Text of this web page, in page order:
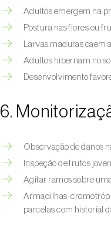
Adultos emergem na
Postura nas flores ou
Larvas maduras caem
Adultos hibernam no
Desenvolvimento
6.
Observação de danos
Inspeção de frutos
Agitar ramos sobre
Armadilhas
parcelas com historial